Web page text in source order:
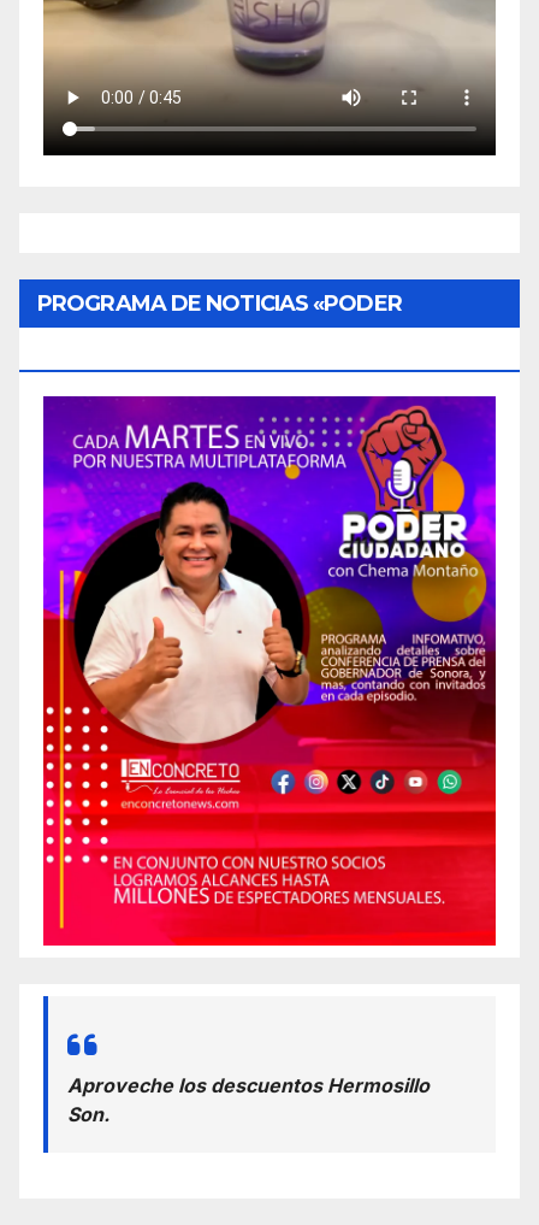
PROGRAMA DE NOTICIAS «PODER
Aproveche los descuentos Hermosillo
Son.